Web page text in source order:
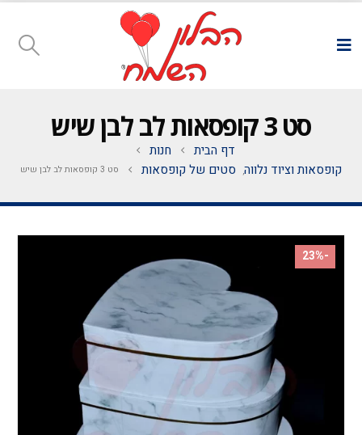
סט 3 קופסאות לב לבן שיש
דף הבית
חנות
קופסאות וציוד נלווה, סטים של קופסאות סט 3 קופסאות לב לבן שיש
-23%